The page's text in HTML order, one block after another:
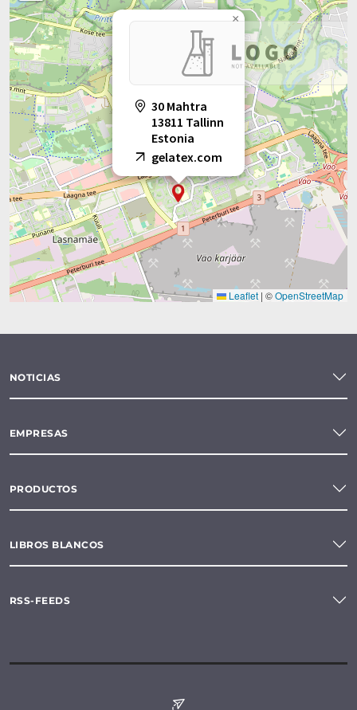
30 Mahtra
13811 Tallinn
Estonia
gelatex.com
×
Leaflet | ©OpenStreetMap
NOTICIAS
EMPRESAS
PRODUCTOS
LIBROS BLANCOS
RSS-FEEDS